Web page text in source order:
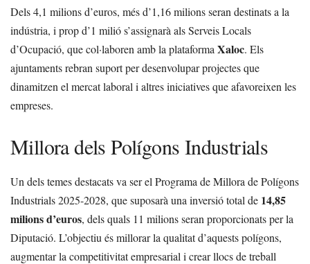
Dels 4,1 milions d’euros, més d’1,16 milions seran destinats a la
indústria, i prop d’1 milió s’assignarà als Serveis Locals
d’Ocupació, que col·laboren amb la plataforma Xaloc. Els
ajuntaments rebran suport per desenvolupar projectes que
dinamitzen el mercat laboral i altres iniciatives que afavoreixen les
empreses.
Millora dels Polígons Industrials
Un dels temes destacats va ser el Programa de Millora de Polígons
Industrials 2025-2028, que suposarà una inversió total de 14,85
milions d’euros, dels quals 11 milions seran proporcionats per la
Diputació. L’objectiu és millorar la qualitat d’aquests polígons,
augmentar la competitivitat empresarial i crear llocs de treball